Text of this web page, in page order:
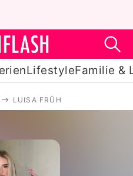
LifestyleFamilie &
Serien
LUISA FRÜH